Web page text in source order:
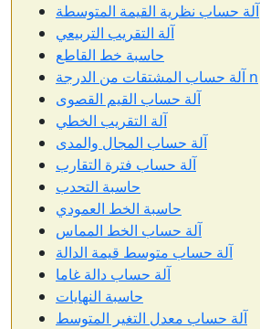
آلة حساب نظرية القيمة المتوسطة
آلة التقريب التربيعي
حاسبة خط القاطع
آلة حساب المشتقات من الدرجة n
آلة حساب القيم القصوى
آلة التقريب الخطي
آلة حساب المجال والمدى
آلة حساب فترة التقارب
حاسبة التحدب
حاسبة الخط العمودي
آلة حساب الخط المماس
آلة حساب متوسط قيمة الدالة
آلة حساب دالة غاما
حاسبة النهايات
آلة حساب معدل التغير المتوسط